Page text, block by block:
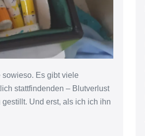
sowieso. Es gibt viele
stattfindenden – Blutverlust
Und erst, als ich ich ihn